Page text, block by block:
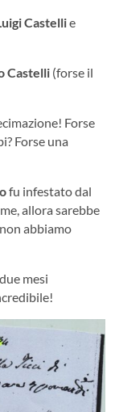
Castellie
Castelli (forse il
Forse
Forse una
fu infestato dal
allora sarebbe
abbiamo
mesi